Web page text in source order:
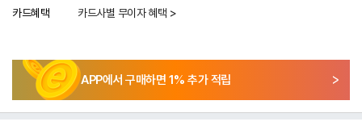
카드혜택 카드사별 무이자 혜택 >
APP에서 구매하면 1% 추가 적립